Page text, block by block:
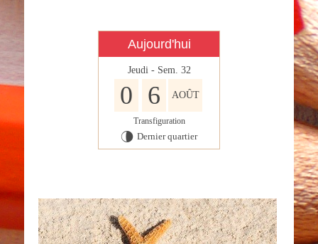
Aujourd'hui
Jeudi - Sem. 32
0 6 AOÛT
Transfiguration
U Dernier quartier